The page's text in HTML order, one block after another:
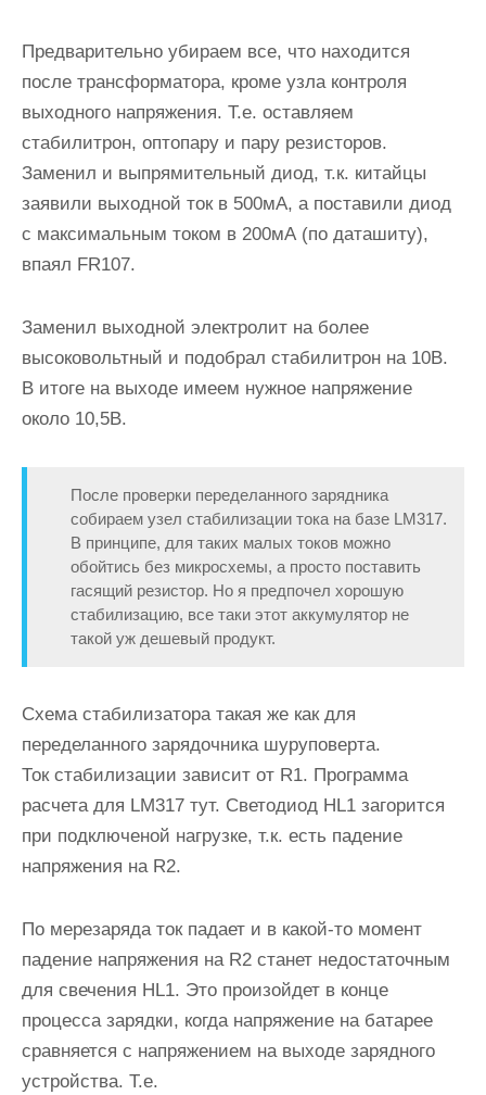
Предварительно убираем все, что находится
после трансформатора, кроме узла контроля
выходного напряжения. Т.е. оставляем
стабилитрон, оптопару и пару резисторов.
Заменил и выпрямительный диод, т.к. китайцы
заявили выходной ток в 500мА, а поставили диод
с максимальным током в 200мА (по даташиту),
впаял FR107.
Заменил выходной электролит на более
высоковольтный и подобрал стабилитрон на 10В.
В итоге на выходе имеем нужное напряжение
около 10,5В.
После проверки переделанного зарядника
собираем узел стабилизации тока на базе LM317.
В принципе, для таких малых токов можно
обойтись без микросхемы, а просто поставить
гасящий резистор. Но я предпочел хорошую
стабилизацию, все таки этот аккумулятор не
такой уж дешевый продукт.
Схема стабилизатора такая же как для
переделанного зарядочника шуруповерта.
Ток стабилизации зависит от R1. Программа
расчета для LM317 тут. Светодиод HL1 загорится
при подключеной нагрузке, т.к. есть падение
напряжения на R2.
По мерезаряда ток падает и в какой-то момент
падение напряжения на R2 станет недостаточным
для свечения HL1. Это произойдет в конце
процесса зарядки, когда напряжение на батарее
сравняется с напряжением на выходе зарядного
устройства. Т.е.